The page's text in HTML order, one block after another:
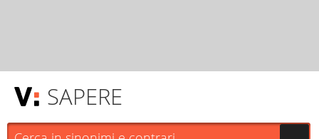
SAPERE